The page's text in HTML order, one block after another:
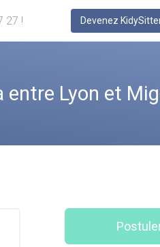
27 ! Devenez
Lyon et